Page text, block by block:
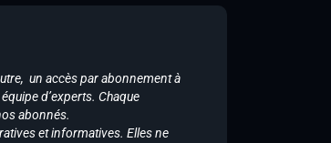
un accès par abonnement à
d’experts. Chaque
abonnés.
et informatives. Elles ne